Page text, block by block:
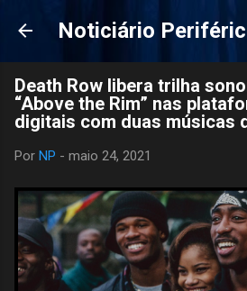
Pular para o conteúdo
Noticiário
Death Row libera trilha
“Above the Rim” nas
digitais com duas músicas
Por NP - maio 24, 2021